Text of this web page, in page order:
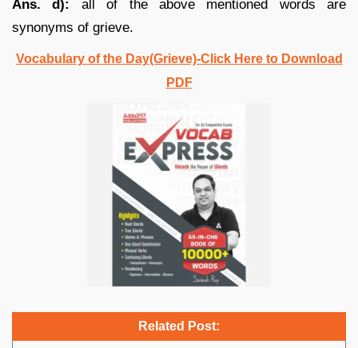
Ans. d):
all of the above mentioned words are
synonyms of grieve.
Vocabulary of the Day(Grieve)-Click Here to Download
PDF
Related Post: